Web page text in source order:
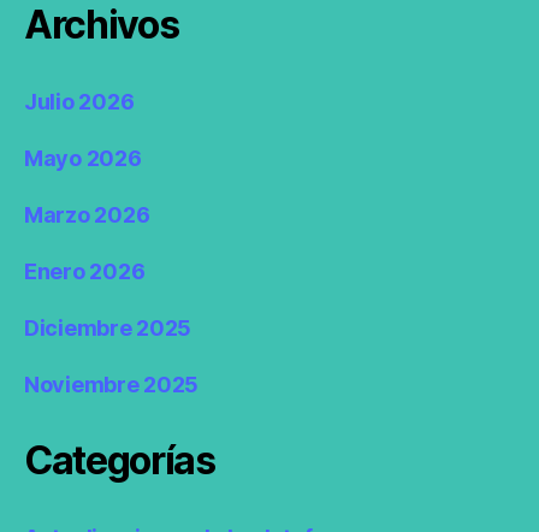
Archivos
Julio 2026
Mayo 2026
Marzo 2026
Enero 2026
Diciembre 2025
Noviembre 2025
Categorías